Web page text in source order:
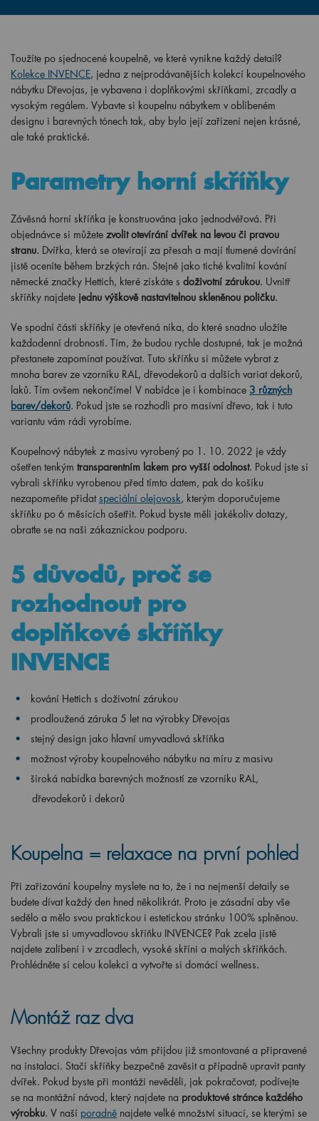
Toužíte po sjednocené koupelně, ve které vynikne každý detail?
Kolekce INVENCE, jedna z nejprodávanějších kolekcí koupelnového
nábytku Dřevojas, je vybavena i doplňkovými skříňkami, zrcadly a
vysokým regálem. Vybavte si koupelnu nábytkem v oblíbeném
designu i barevných tónech tak, aby bylo její zařízení nejen krásné,
ale také praktické.
Parametry horní skříňky
Závěsná horní skříňka je konstruována jako jednodvéřová. Při
objednávce si můžete zvolit otevírání dvířek na levou či pravou
stranu. Dvířka, která se otevírají za přesah a mají tlumené dovírání
jistě oceníte během brzkých rán. Stejně jako tiché kvalitní kování
německé značky Hettich, které získáte s doživotní zárukou. Uvnitř
skříňky najdete jednu výškově nastavitelnou skleněnou poličku.
Ve spodní části skříňky je otevřená nika, do které snadno uložíte
každodenní drobnosti. Tím, že budou rychle dostupné, tak je možná
přestanete zapomínat používat. Tuto skříňku si můžete vybrat z
mnoha barev ze vzorníku RAL, dřevodekorů a dalších variat dekorů,
laků. Tím ovšem nekončíme! V nabídce je i kombinace 3 různých
barev/dekorů. Pokud jste se rozhodli pro masivní dřevo, tak i tuto
variantu vám rádi vyrobíme.
Koupelnový nábytek z masivu vyrobený po 1 . 10. 2022 je vždy
ošetřen tenkým transparentním lakem pro vyšší odolnost. Pokud jste si
vybrali skříňku vyrobenou před tímto datem, pak do košíku
nezapomeňte přidatspeciální olejovosk, kterým doporučujeme
skříňku po 6 měsících ošetřit. Pokud byste měli jakékoliv dotazy,
obraťte se na naši zákaznickou podporu.
5 důvodů, proč se
rozhodnout pro
doplňkové skříňky
INVENCE
kování Hettich s doživotní zárukou
prodloužená záruka 5 let na výrobky Dřevojas
stejný design jako hlavní umyvadlová skříňka
možnost výroby koupelnového nábytku na míru z masivu
široká nabídka barevných možností ze vzorníku RAL,
dřevodekorů i dekorů
Koupelna = relaxace na první pohled
Při zařizování koupelny myslete na to, že i na nejmenší detaily se
budete dívat každý den hned několikrát. Proto je zásadní aby vše
sedělo a mělo svou praktickou i estetickou stránku 100% splněnou.
Vybrali jste si umyvadlovou skříňku INVENCE? Pak zcela jistě
najdete zalíbení i v zrcadlech, vysoké skříni a malých skříňkách.
Prohlédněte si celou kolekci a vytvořte si domácí wellness.
Montáž raz dva
Všechny produkty Dřevojas vám přijdou již smontované a připravené
na instalaci. Stačí skříňky bezpečně zavěsit a případně upravit panty
dvířek. Pokud byste při montáži nevěděli, jak pokračovat, podívejte
se na montážní návod, který najdete na produktové stránce každého
výrobku. V naší poradně najdete velké množství situací, se kterými se